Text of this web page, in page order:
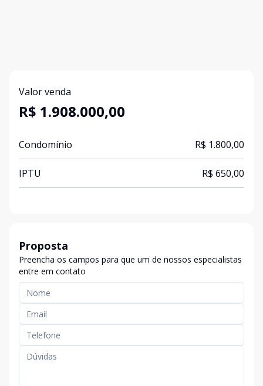
Valor venda
R$ 1.908.000,00
Condomínio R$ 1.800,00
IPTU R$ 650,00
Proposta
Preencha os campos para que um de nossos especialistas
entre em contato